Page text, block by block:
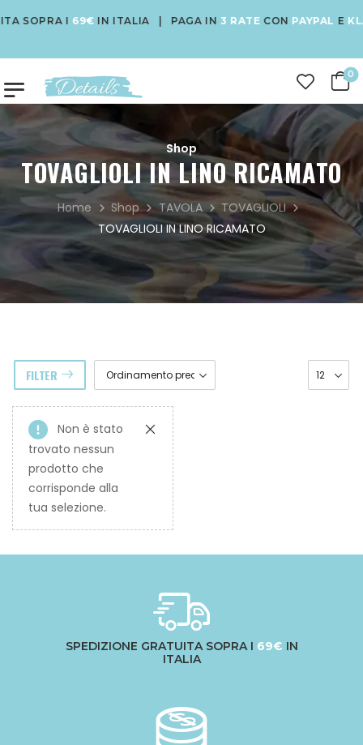
SOPRA I69€IN ITALIA | PAGA IN 3 RATECONPAYPALE
0
Shop
TOVAGLIOLI IN LINO RICAMATO
Home Shop TAVOLA
TOVAGLIOLI
TOVAGLIOLI IN LINO RICAMATO
FILTER
Non è stato
trovato nessun
prodotto che
corrisponde alla
tua selezione.
SPEDIZIONE GRATUITA SOPRA I 69€ IN
ITALIA